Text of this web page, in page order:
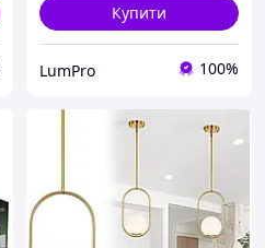
Купити
LumPro 100%